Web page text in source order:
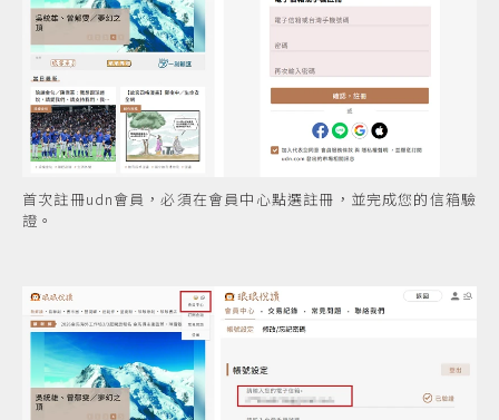
首次註冊udn會員，必須在會員中心點選註冊，並完成您的信箱驗
證。